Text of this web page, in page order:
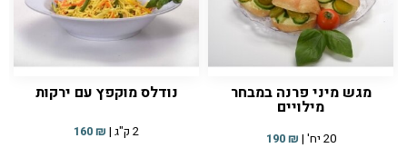
מגש מיני פרנה במבחר
מילויים
20 יח' | ₪
190
נודלס מוקפץ עם ירקות
2 ק"ג | ₪
160